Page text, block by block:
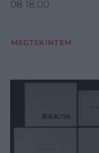
08 18:00
MEGTEKINTEM